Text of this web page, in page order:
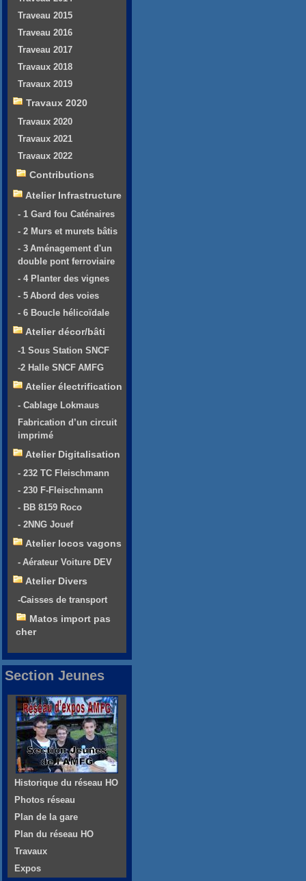
Traveau 2015
Traveau 2016
Traveau 2017
Travaux 2018
Travaux 2019
Travaux 2020
Travaux 2020
Travaux 2021
Travaux 2022
Contributions
Atelier Infrastructure
- 1 Gard fou Caténaires
- 2 Murs et murets bâtis
- 3 Aménagement d'un
double pont ferroviaire
- 4 Planter des vignes
- 5 Abord des voies
- 6 Boucle hélicoïdale
Atelier décor/bâti
-1 Sous Station SNCF
-2 Halle SNCF AMFG
Atelier électrification
- Cablage Lokmaus
Fabrication d’un circuit
imprimé
Atelier Digitalisation
- 232 TC Fleischmann
- 230 F-Fleischmann
- BB 8159 Roco
- 2NNG Jouef
Atelier locos vagons
- Aérateur Voiture DEV
Atelier Divers
-Caisses de transport
Matos import pas
cher
Section Jeunes
Historique du réseau HO
Photos réseau
Plan de la gare
Plan du réseau HO
Travaux
Expos